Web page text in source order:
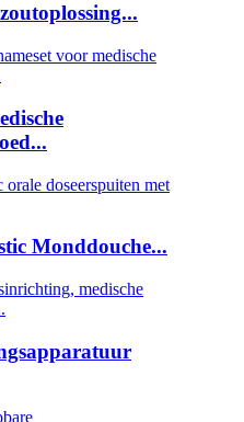
Monddouche...